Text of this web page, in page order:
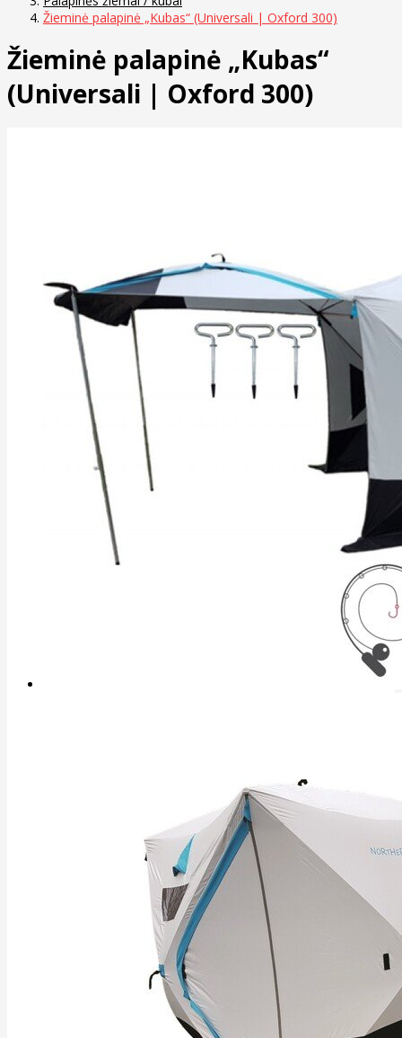
Žieminė palapinė „Kubas“ (Universali | Oxford 300)
Žieminė palapinė „Kubas“
(Universali | Oxford 300)